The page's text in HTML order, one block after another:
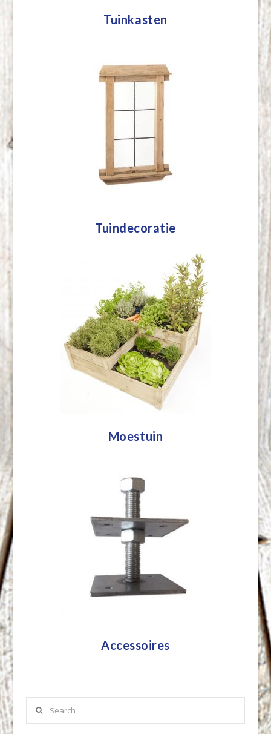
Tuinkasten
Tuindecoratie
Moestuin
Accessoires